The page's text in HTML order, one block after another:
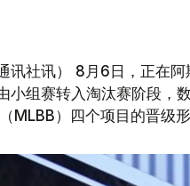
讯社讯） 8月6日，正在
小组赛转入淘汰赛阶段
MLBB）四个项目的晋级形